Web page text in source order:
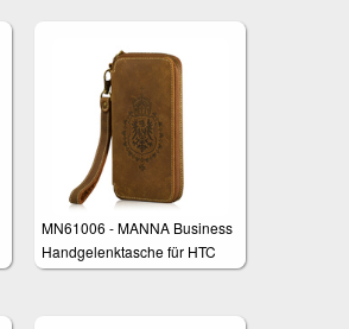
MN61006 - MANNA Business
Handgelenktasche für HTC
One M9